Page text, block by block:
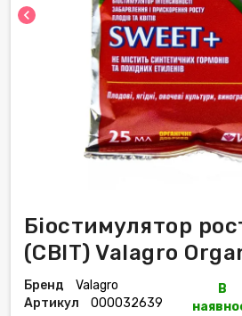
chevron_left
Біостимулятор
(СВІТ) Valagro
Бренд
Valagro
Артикул
000032639
В